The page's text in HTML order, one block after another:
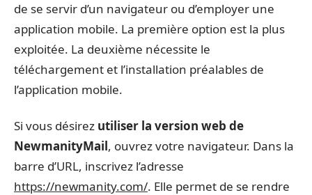
de se servir d’un navigateur ou d’employer une
application mobile. La première option est la plus
exploitée. La deuxième nécessite le
téléchargement et l’installation préalables de
l’application mobile.
Si vous désirez utiliser la version web de
NewmanityMail, ouvrez votre navigateur. Dans la
barre d’URL, inscrivez l’adresse
https://newmanity.com/. Elle permet de se rendre